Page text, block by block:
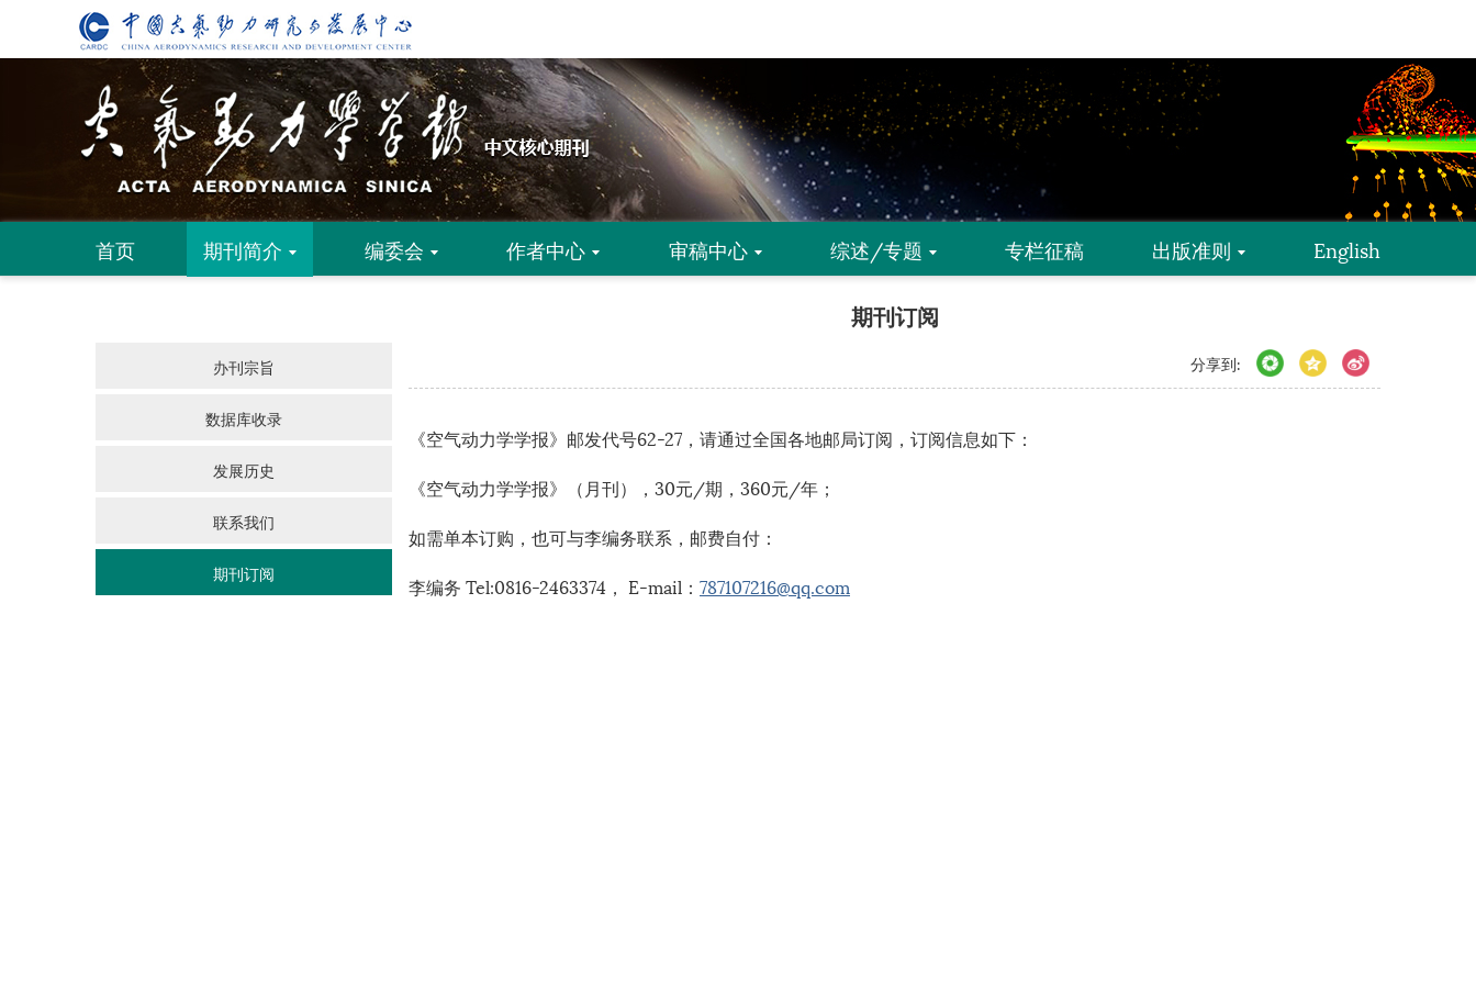
首页 期刊简介 编委会 作者中心 审稿中心 综述/专题 专栏征稿 出版准则 English
办刊宗旨
数据库收录
发展历史
联系我们
期刊订阅
期刊订阅
分享到:
《空气动力学学报》邮发代号62-27，请通过全国各地邮局订阅，订阅信息如下：
《空气动力学学报》（月刊），30元/期，360元/年；
如需单本订购，也可与李编务联系，邮费自付：
李编务 Tel:0816-2463374， E-mail： 787107216@qq.com